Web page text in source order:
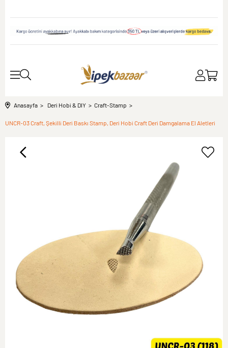
Anasayfa Deri Hobi & DIY Craft-Stamp
UNCR-03 Craft, Şekilli Deri Baskı Stamp, Deri Hobi Craft Deri Damgalama El Aletleri